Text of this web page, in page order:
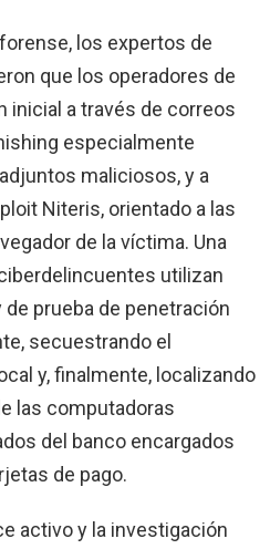
los expertos de
que los operadores de
inicial a través de correos
especialmente
maliciosos, y a
Niteris, orientado a las
de la víctima. Una
utilizan
prueba de penetración
secuestrando el
y, finalmente, localizando
las computadoras
del banco encargados
de pago.
activo y la investigación